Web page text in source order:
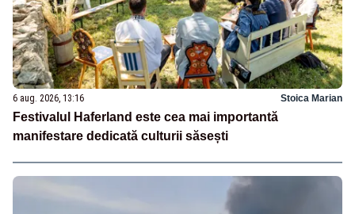
6 aug. 2026, 13:16 Stoica Marian
Festivalul Haferland este cea mai importantă
manifestare dedicată culturii săsești